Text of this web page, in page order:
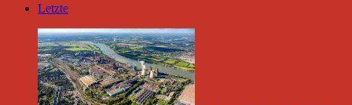
Letzte